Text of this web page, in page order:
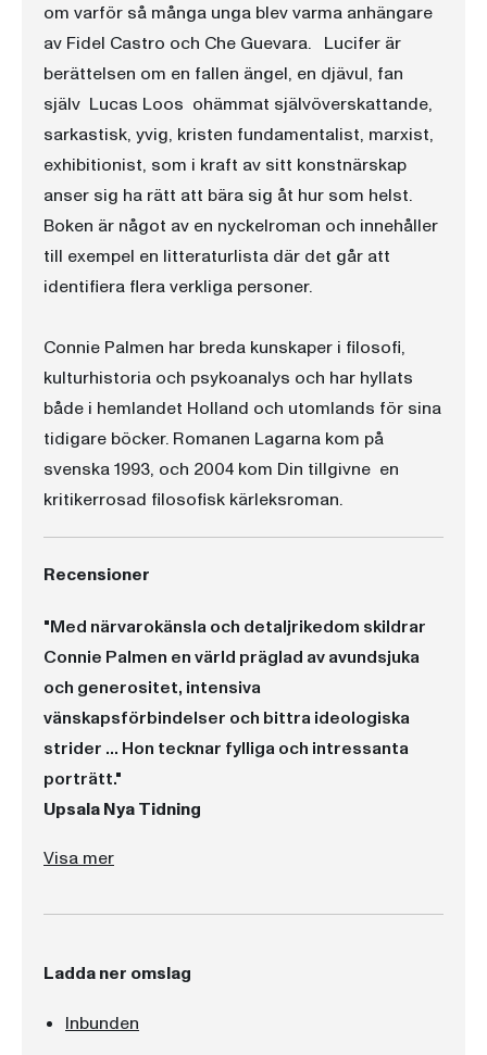
om varför så många unga blev varma anhängare
av Fidel Castro och Che Guevara. Lucifer är
berättelsen om en fallen ängel, en djävul, fan
själv  Lucas Loos  ohämmat självöverskattande,
sarkastisk, yvig, kristen fundamentalist, marxist,
exhibitionist, som i kraft av sitt konstnärskap
anser sig ha rätt att bära sig åt hur som helst.
Boken är något av en nyckelroman och innehåller
till exempel en litteraturlista där det går att
identifiera flera verkliga personer.
Connie Palmen har breda kunskaper i filosofi,
kulturhistoria och psykoanalys och har hyllats
både i hemlandet Holland och utomlands för sina
tidigare böcker. Romanen Lagarna kom på
svenska 1993, och 2004 kom Din tillgivne  en
kritikerrosad filosofisk kärleksroman.
Recensioner
"Med närvarokänsla och detaljrikedom skildrar
Connie Palmen en värld präglad av avundsjuka
och generositet, intensiva
vänskapsförbindelser och bittra ideologiska
strider ... Hon tecknar fylliga och intressanta
porträtt."
Upsala Nya Tidning
Visa mer
Ladda ner omslag
Inbunden